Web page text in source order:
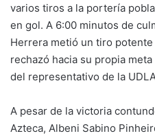
varios tiros a la portería
en gol. A 6:00 minutos de
Herrera metió un tiro
rechazó hacia su propia
del representativo de la
A pesar de la victoria
Azteca, Albeni Sabino